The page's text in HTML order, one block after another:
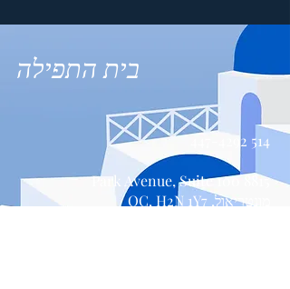
בית התפילה
514 447-4292
8815 Park Avenue, Suite 100
מונטריאול, QC, H2N 1Y7